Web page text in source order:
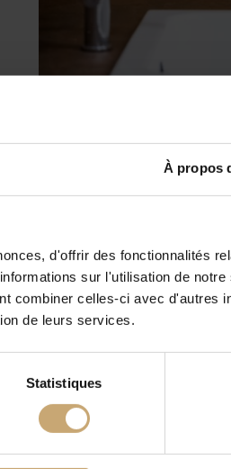
À propos
d'offrir des fonctionnalités
sur l'utilisation de notre
combiner celles-ci avec d'autres
de leurs services.
Statistiques